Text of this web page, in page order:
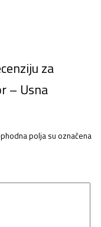
za
– Usna
polja su označena